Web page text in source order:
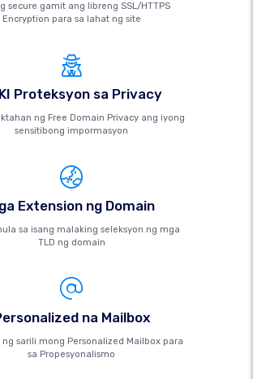
secure gamit ang libreng SSL/HTTPS
Encryption para sa lahat ng site
Proteksyon sa Privacy
ng Free Domain Privacy ang iyong
sensitibong impormasyon
Extension ng Domain
sa isang malaking seleksyon ng mga
TLD ng domain
na Mailbox
ng sarili mong Personalized Mailbox para
sa Propesyonalismo